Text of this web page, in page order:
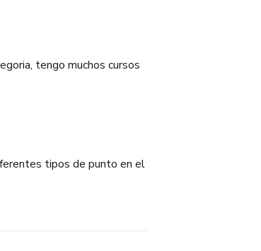
tengo muchos cursos
tipos de punto en el